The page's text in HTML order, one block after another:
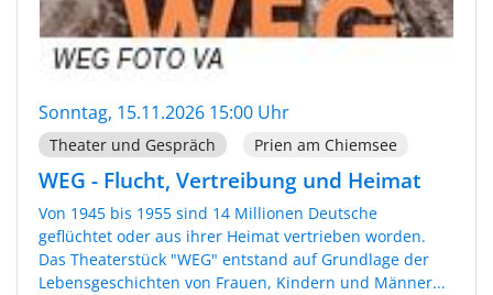
Sonntag, 15.11.2026 15:00 Uhr
Theater und Gespräch Prien am Chiemsee
WEG - Flucht, Vertreibung und Heimat
Von 1945 bis 1955 sind 14 Millionen Deutsche
geflüchtet oder aus ihrer Heimat vertrieben worden.
Das Theaterstück "WEG" entstand auf Grundlage der
Lebensgeschichten von Frauen, Kindern und Männer...